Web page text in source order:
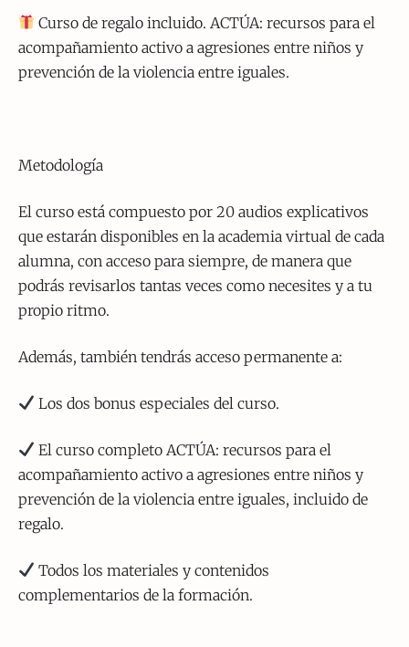
Curso de regalo incluido. ACTÚA: recursos para el
acompañamiento activo a agresiones entre niños y
prevención de la violencia entre iguales.
Metodología
El curso está compuesto por 20 audios explicativos
que estarán disponibles en la academia virtual de cada
alumna, con acceso para siempre, de manera que
podrás revisarlos tantas veces como necesites y a tu
propio ritmo.
Además, también tendrás acceso permanente a:
Los dos bonus especiales del curso.
El curso completo ACTÚA: recursos para el
acompañamiento activo a agresiones entre niños y
prevención de la violencia entre iguales, incluido de
regalo.
Todos los materiales y contenidos
complementarios de la formación.